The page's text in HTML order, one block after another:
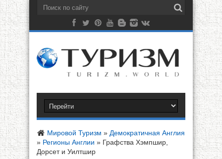
Мировой Туризм » Демократичная Англия
» Регионы Англии » Графства Хэмпшир,
Дорсет и Уилтшир